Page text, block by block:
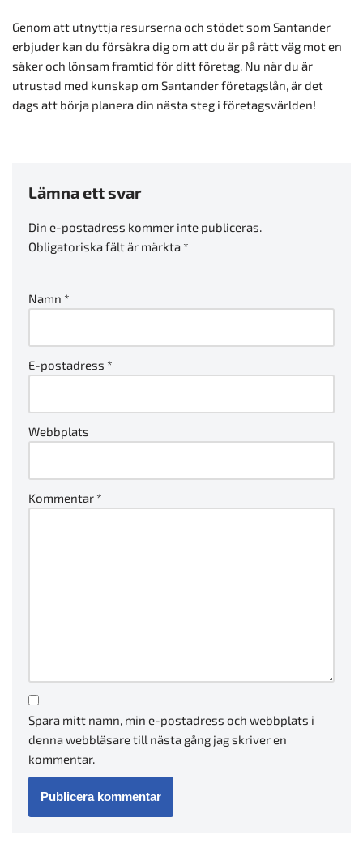
Genom att utnyttja resurserna och stödet som Santander
erbjuder kan du försäkra dig om att du är på rätt väg mot en
säker och lönsam framtid för ditt företag. Nu när du är
utrustad med kunskap om Santander företagslån, är det
dags att börja planera din nästa steg i företagsvärlden!
Lämna ett svar
Din e-postadress kommer inte publiceras.
Obligatoriska fält är märkta *
Namn *
E-postadress *
Webbplats
Kommentar *
Spara mitt namn, min e-postadress och webbplats i
denna webbläsare till nästa gång jag skriver en
kommentar.